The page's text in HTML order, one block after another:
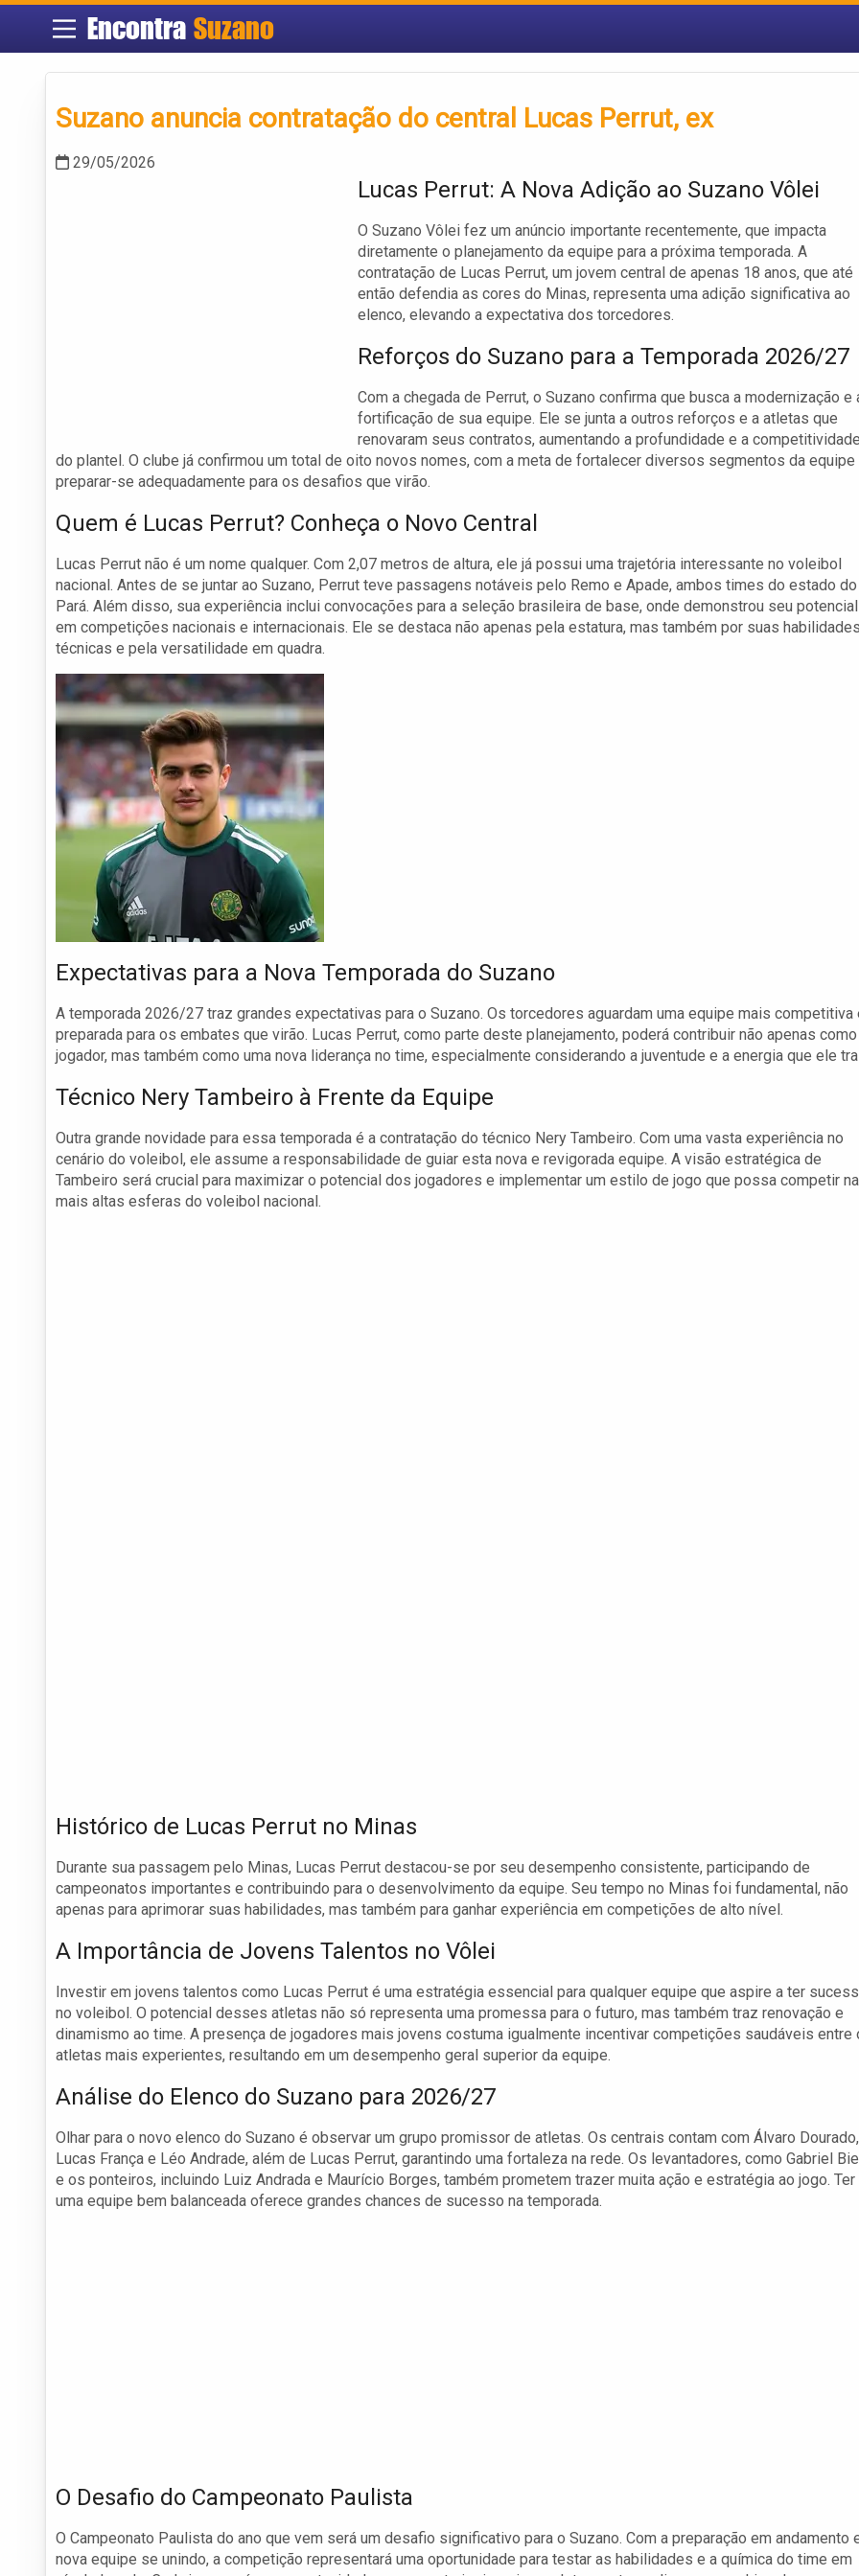
Encontra Suzano
Suzano anuncia contratação do central Lucas Perrut, ex
29/05/2026
Lucas Perrut: A Nova Adição ao Suzano Vôlei
O Suzano Vôlei fez um anúncio importante recentemente, que impacta
diretamente o planejamento da equipe para a próxima temporada. A
contratação de Lucas Perrut, um jovem central de apenas 18 anos, que até
então defendia as cores do Minas, representa uma adição significativa ao
elenco, elevando a expectativa dos torcedores.
Reforços do Suzano para a Temporada 2026/27
Com a chegada de Perrut, o Suzano confirma que busca a modernização e
fortificação de sua equipe. Ele se junta a outros reforços e a atletas que
renovaram seus contratos, aumentando a profundidade e a competitividade
do plantel. O clube já confirmou um total de oito novos nomes, com a meta de fortalecer diversos segmentos da equipe
preparar-se adequadamente para os desafios que virão.
Quem é Lucas Perrut? Conheça o Novo Central
Lucas Perrut não é um nome qualquer. Com 2,07 metros de altura, ele já possui uma trajetória interessante no voleibol
nacional. Antes de se juntar ao Suzano, Perrut teve passagens notáveis pelo Remo e Apade, ambos times do estado do
Pará. Além disso, sua experiência inclui convocações para a seleção brasileira de base, onde demonstrou seu potencial
em competições nacionais e internacionais. Ele se destaca não apenas pela estatura, mas também por suas habilidades
técnicas e pela versatilidade em quadra.
Expectativas para a Nova Temporada do Suzano
A temporada 2026/27 traz grandes expectativas para o Suzano. Os torcedores aguardam uma equipe mais competitiva
preparada para os embates que virão. Lucas Perrut, como parte deste planejamento, poderá contribuir não apenas como
jogador, mas também como uma nova liderança no time, especialmente considerando a juventude e a energia que ele
Técnico Nery Tambeiro à Frente da Equipe
Outra grande novidade para essa temporada é a contratação do técnico Nery Tambeiro. Com uma vasta experiência no
cenário do voleibol, ele assume a responsabilidade de guiar esta nova e revigorada equipe. A visão estratégica de
Tambeiro será crucial para maximizar o potencial dos jogadores e implementar um estilo de jogo que possa competir
mais altas esferas do voleibol nacional.
Histórico de Lucas Perrut no Minas
Durante sua passagem pelo Minas, Lucas Perrut destacou-se por seu desempenho consistente, participando de
campeonatos importantes e contribuindo para o desenvolvimento da equipe. Seu tempo no Minas foi fundamental, não
apenas para aprimorar suas habilidades, mas também para ganhar experiência em competições de alto nível.
A Importância de Jovens Talentos no Vôlei
Investir em jovens talentos como Lucas Perrut é uma estratégia essencial para qualquer equipe que aspire a ter
no voleibol. O potencial desses atletas não só representa uma promessa para o futuro, mas também traz renovação e
dinamismo ao time. A presença de jogadores mais jovens costuma igualmente incentivar competições saudáveis entre
atletas mais experientes, resultando em um desempenho geral superior da equipe.
Análise do Elenco do Suzano para 2026/27
Olhar para o novo elenco do Suzano é observar um grupo promissor de atletas. Os centrais contam com Álvaro Dourado,
Lucas França e Léo Andrade, além de Lucas Perrut, garantindo uma fortaleza na rede. Os levantadores, como Gabriel
e os ponteiros, incluindo Luiz Andrada e Maurício Borges, também prometem trazer muita ação e estratégia ao jogo. Ter
uma equipe bem balanceada oferece grandes chances de sucesso na temporada.
O Desafio do Campeonato Paulista
O Campeonato Paulista do ano que vem será um desafio significativo para o Suzano. Com a preparação em andamento
nova equipe se unindo, a competição representará uma oportunidade para testar as habilidades e a química do time em